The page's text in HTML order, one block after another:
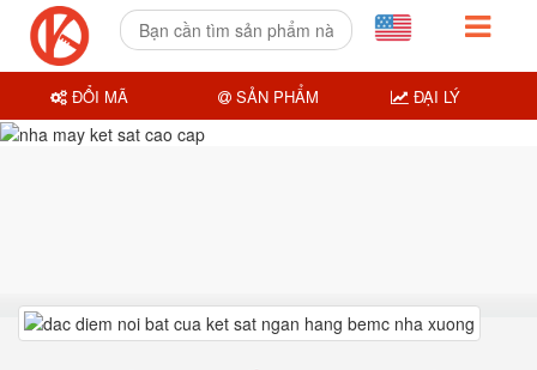
ĐỔI MÃ SẢN PHẨM ĐẠI LÝ